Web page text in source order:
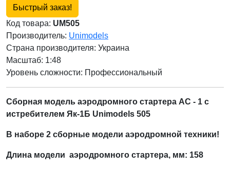
Быстрый заказ!
Код товара: UM505
Производитель: Unimodels
Страна производителя: Украина
Масштаб: 1:48
Уровень сложности: Профессиональный
Сборная модель аэродромного стартера АС - 1 с
истребителем Як-1Б Unimodels 505
В наборе 2 сборные модели аэродромной техники!
Длина модели аэродромного стартера, мм: 158